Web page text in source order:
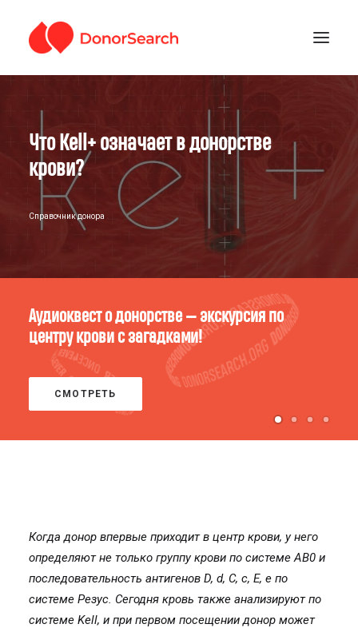
ЗАРЕГИСТРИРОВАТЬСЯ
ПОДДЕРЖАТЬ ПРОЕКТ
ГДЕ СДАТЬ КРОВЬ
Что Kell+ означает в донорстве
крови?
Справочник донора
Аудиоквест о донорстве — экскурсия по
центру крови с загадками!
СМОТРЕТЬ
Когда донор впервые приходит в центр крови, у него
определяют не только группу крови по системе AB0 и
последовательность антигенов D, d, C, c, E, e по
системе Резус. Сегодня кровь также анализируют по
системе Kell, и при первом посещении донор может